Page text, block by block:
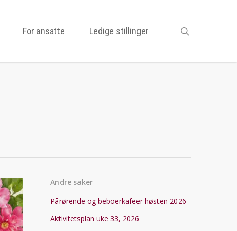
For ansatte Ledige stillinger
Andre saker
Pårørende og beboerkafeer høsten 2026
Aktivitetsplan uke 33, 2026